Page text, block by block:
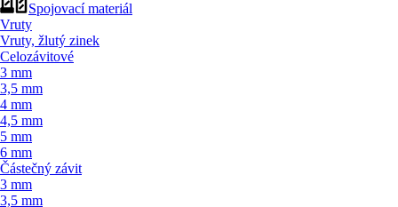
Spojovací materiál
Vruty
Vruty, žlutý zinek
Celozávitové
3 mm
3,5 mm
4 mm
4,5 mm
5 mm
6 mm
Částečný závit
3 mm
3,5 mm